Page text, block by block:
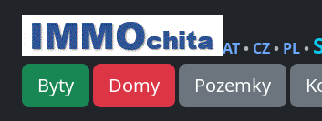
AT• CZ• PL•
Byty Domy Pozemky